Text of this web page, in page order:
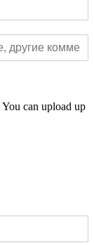
You can upload up